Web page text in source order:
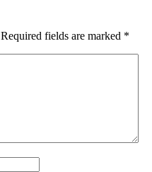
Required fields are marked *